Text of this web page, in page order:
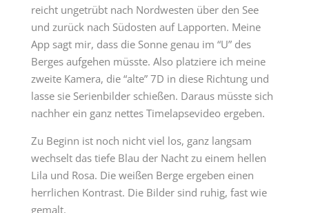
reicht ungetrübt nach Nordwesten über den See
und zurück nach Südosten auf Lapporten. Meine
App sagt mir, dass die Sonne genau im “U” des
Berges aufgehen müsste. Also platziere ich meine
zweite Kamera, die “alte” 7D in diese Richtung und
lasse sie Serienbilder schießen. Daraus müsste sich
nachher ein ganz nettes Timelapsevideo ergeben.
Zu Beginn ist noch nicht viel los, ganz langsam
wechselt das tiefe Blau der Nacht zu einem hellen
Lila und Rosa. Die weißen Berge ergeben einen
herrlichen Kontrast. Die Bilder sind ruhig, fast wie
gemalt.